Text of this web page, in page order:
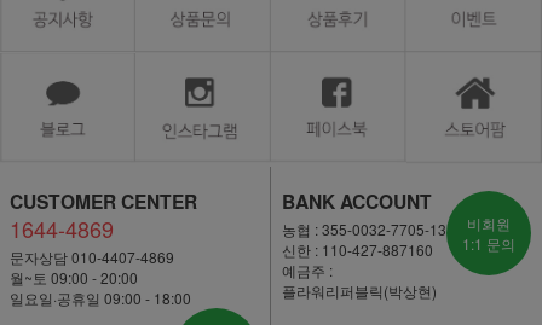
CUSTOMER CENTER
1644-4869
문자상담 010-4407-4869
월~토 09:00 - 20:00
일요일·공휴일 09:00 - 18:00
BANK ACCOUNT
농협 : 355-0032-7705-13
신한 : 110-427-887160
예금주 :
플라워리퍼블릭(박상현)
비회원
1:1 문의